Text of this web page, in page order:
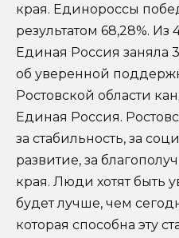
края. Единороссы
результатом 68,28%.
Единая Россия заняла
об уверенной
Ростовской области
Единая Россия.
за стабильность, за
развитие, за
края. Люди хотят быть
будет лучше, чем
которая способна эту